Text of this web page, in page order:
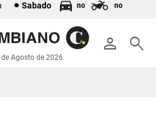
Sabado no no
person search
de Agosto de 2026